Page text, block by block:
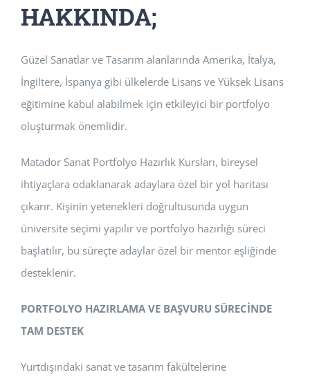
HAKKINDA;
Güzel Sanatlar ve Tasarım alanlarında Amerika, İtalya,
İngiltere, İspanya gibi ülkelerde Lisans ve Yüksek Lisans
eğitimine kabul alabilmek için etkileyici bir portfolyo
oluşturmak önemlidir.
Matador Sanat Portfolyo Hazırlık Kursları, bireysel
ihtiyaçlara odaklanarak adaylara özel bir yol haritası
çıkarır. Kişinin yetenekleri doğrultusunda uygun
üniversite seçimi yapılır ve portfolyo hazırlığı süreci
başlatılır, bu süreçte adaylar özel bir mentor eşliğinde
desteklenir.
PORTFOLYO HAZIRLAMA VE BAŞVURU SÜRECİNDE
TAM DESTEK
Yurtdışındaki sanat ve tasarım fakültelerine